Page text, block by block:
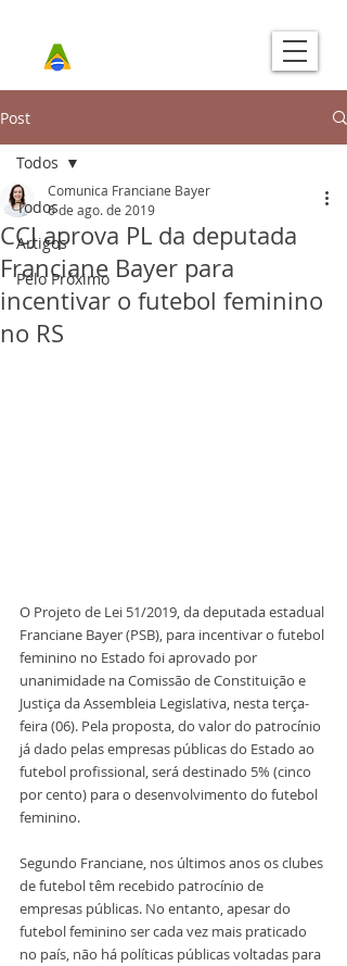
Post
Todos
Artigos
Pelo Próximo
Todos
CCJ aprova PL da deputada
Franciane Bayer para
incentivar o futebol feminino
no RS
Comunica Franciane Bayer
6 de ago. de 2019
O Projeto de Lei 51/2019, da deputada estadual
Franciane Bayer (PSB), para incentivar o futebol
feminino no Estado foi aprovado por
unanimidade na Comissão de Constituição e
Justiça da Assembleia Legislativa, nesta terça-
feira (06). Pela proposta, do valor do patrocínio
já dado pelas empresas públicas do Estado ao
futebol profissional, será destinado 5% (cinco
por cento) para o desenvolvimento do futebol
feminino.
Segundo Franciane, nos últimos anos os clubes
de futebol têm recebido patrocínio de
empresas públicas. No entanto, apesar do
futebol feminino ser cada vez mais praticado
no país, não há políticas públicas voltadas para